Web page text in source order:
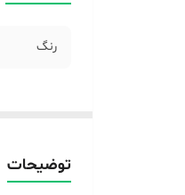
رنگ
توضیحات